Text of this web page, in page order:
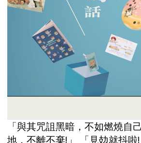
「與其咒詛黑暗，不如燃燒自
地，不離不棄!」 「見攰就抖